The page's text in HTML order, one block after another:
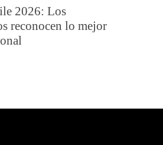
2026: Los
reconocen lo mejor